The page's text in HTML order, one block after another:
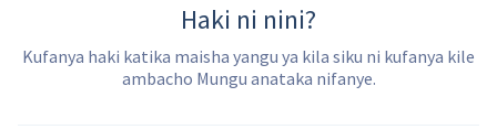
Haki ni nini?
Kufanya haki katika maisha yangu ya kila siku ni kufanya kile
ambacho Mungu anataka nifanye.